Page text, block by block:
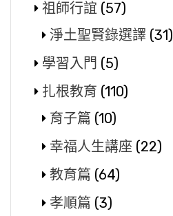
祖師行誼 (57)
淨土聖賢錄選譯 (31)
學習入門 (5)
扎根教育 (110)
育子篇 (10)
幸福人生講座 (22)
教育篇 (64)
孝順篇 (3)